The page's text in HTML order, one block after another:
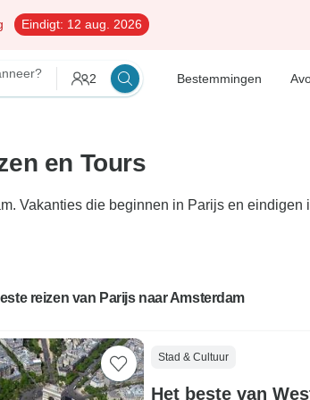
Eindigt: 12 aug. 2026
2 Bestemmingen
en Tours
Vakanties die beginnen in Parijs en
reizen van Parijs naar Amsterdam
Stad & Cultuur
Het beste van